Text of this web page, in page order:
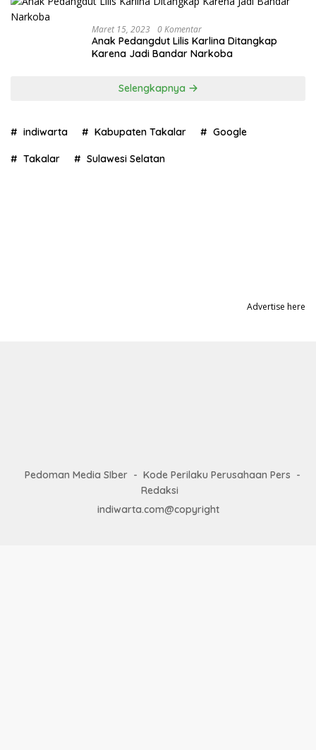
Maret 15, 2023 0 Komentar
Anak Pedangdut Lilis Karlina Ditangkap
Karena Jadi Bandar Narkoba
Selengkapnya
indiwarta Kabupaten Takalar Google
Takalar Sulawesi Selatan
Advertise here
Pedoman Media SIber
Kode Perilaku Perusahaan Pers
Redaksi
indiwarta.com@copyright